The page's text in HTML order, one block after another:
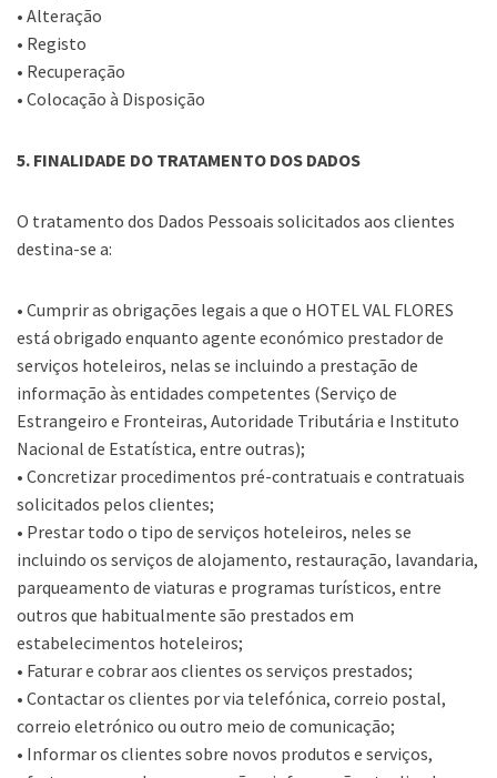
• Alteração
• Registo
• Recuperação
• Colocação à Disposição
5. FINALIDADE DO TRATAMENTO DOS DADOS
O tratamento dos Dados Pessoais solicitados aos clientes
destina-se a:
• Cumprir as obrigações legais a que o HOTEL VAL FLORES
está obrigado enquanto agente económico prestador de
serviços hoteleiros, nelas se incluindo a prestação de
informação às entidades competentes (Serviço de
Estrangeiro e Fronteiras, Autoridade Tributária e Instituto
Nacional de Estatística, entre outras);
• Concretizar procedimentos pré-contratuais e contratuais
solicitados pelos clientes;
• Prestar todo o tipo de serviços hoteleiros, neles se
incluindo os serviços de alojamento, restauração, lavandaria,
parqueamento de viaturas e programas turísticos, entre
outros que habitualmente são prestados em
estabelecimentos hoteleiros;
• Faturar e cobrar aos clientes os serviços prestados;
• Contactar os clientes por via telefónica, correio postal,
correio eletrónico ou outro meio de comunicação;
• Informar os clientes sobre novos produtos e serviços,